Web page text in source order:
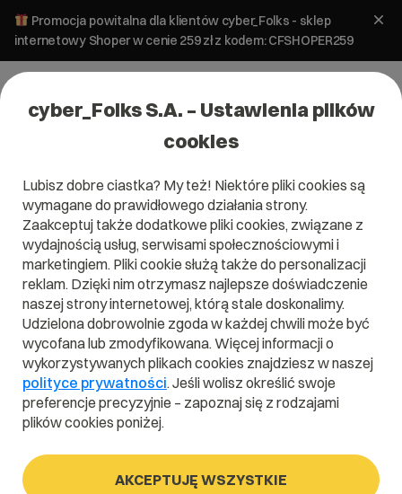
Promocja powitalna dla klientów cyber_Folks - sklep
internetowy Shoper w cenie 259 zł z kodem: CFSHOPER259
Bezpieczeństwo Hosting Tworzenie stron
WordPress
Jak poradzić sobie z
niekompatybilnościami
WordPressa?
7 lutego 2025 ok.6min
cyber_Folks S.A. – Ustawienia plików
cookies
Lubisz dobre ciastka? My też! Niektóre pliki cookies są
wymagane do prawidłowego działania strony.
Zaakceptuj także dodatkowe pliki cookies, związane z
wydajnością usług, serwisami społecznościowymi i
marketingiem. Pliki cookie służą także do personalizacji
reklam. Dzięki nim otrzymasz najlepsze doświadczenie
naszej strony internetowej, którą stale doskonalimy.
Udzielona dobrowolnie zgoda w każdej chwili może być
wycofana lub zmodyfikowana. Więcej informacji o
wykorzystywanych plikach cookies znajdziesz w naszej
polityce prywatności. Jeśli wolisz określić swoje
preferencje precyzyjnie – zapoznaj się z rodzajami
plików cookies poniżej.
AKCEPTUJĘ WSZYSTKIE